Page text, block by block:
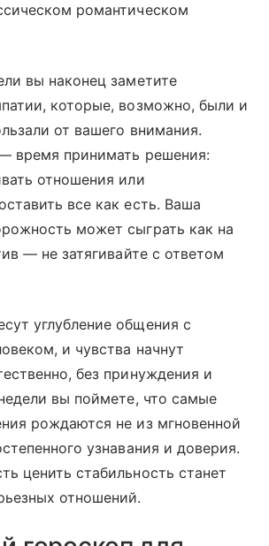
романтическом
вы наконец заметите
которые, возможно, были и
от вашего внимания.
время принимать решения:
отношения или
все как есть. Ваша
может сыграть как на
— не затягивайте с ответом
углубление общения с
и чувства начнут
без принуждения и
вы поймете, что самые
рождаются не из мгновенной
узнавания и доверия.
ценить стабильность станет
отношений.